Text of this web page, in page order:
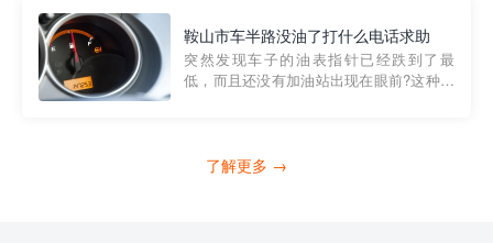
越者小程序是一款专门解决汽车没油问题
的在线服务平台。通过...
鞍山市车半路没油了打什么电话求助
突然发现车子的油表指针已经跌到了最
低，而且还没有加油站出现在眼前?这种情
打4006363122请求送油人员来帮助你。
了解更多 →